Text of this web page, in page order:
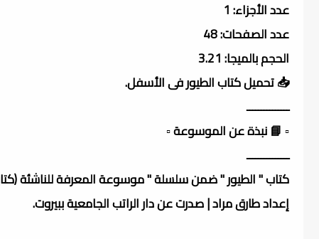
عدد الأجزاء: 1
عدد الصفحات: 48
الحجم بالميجا: 3.21
📥 تحميل كتاب الطيور فى الأسفل.
ـــــــــــــــ
▫️ 📘 نبذة عن الموسوعة ▫️
ـــــــــــــــ
كتاب " الطيور " ضمن سلسلة " موسوعة المعرفة للناشئة
إعداد طارق مراد | صدرت عن دار الراتب الجامعية ببيروت.